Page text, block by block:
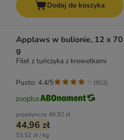
Dodaj do koszyka
Applaws w bulionie, 12 x 70
g
Filet z tuńczyka z krewetkami
pojedynczo 49,92 zł
44,96 zł
53,52 zł / kg
Pusto: 4.4/5 (902)